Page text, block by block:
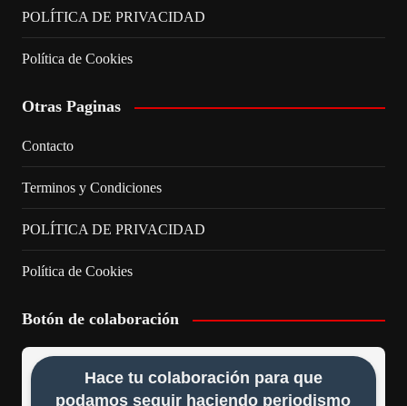
POLÍTICA DE PRIVACIDAD
Política de Cookies
Otras Paginas
Contacto
Terminos y Condiciones
POLÍTICA DE PRIVACIDAD
Política de Cookies
Botón de colaboración
Hace tu colaboración para que
podamos seguir haciendo periodismo